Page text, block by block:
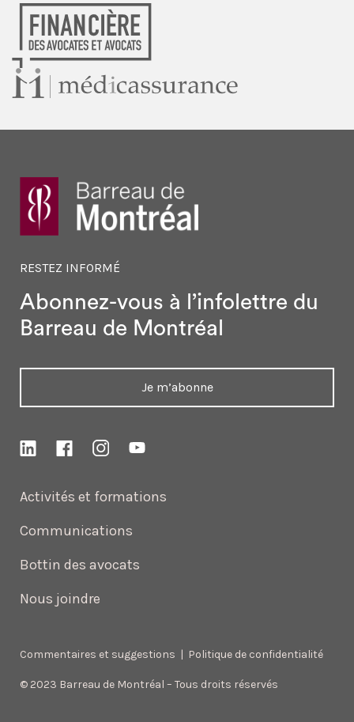
Activités et formations
Communications
Bottin des avocats
Nous joindre
RESTEZ INFORMÉ
Abonnez-vous à l’infolettre du
Barreau de Montréal
Je m’abonne
Commentaires et suggestions | Politique de confidentialité
© 2023 Barreau de Montréal – Tous droits réservés